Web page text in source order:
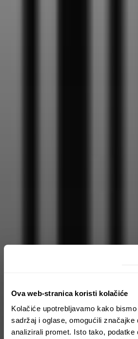
Ova web-stranica koristi kolačiće
Kolačiće upotrebljavamo kako
sadržaj i oglase, omogućili značajke
analizirali promet. Isto tako, podatke